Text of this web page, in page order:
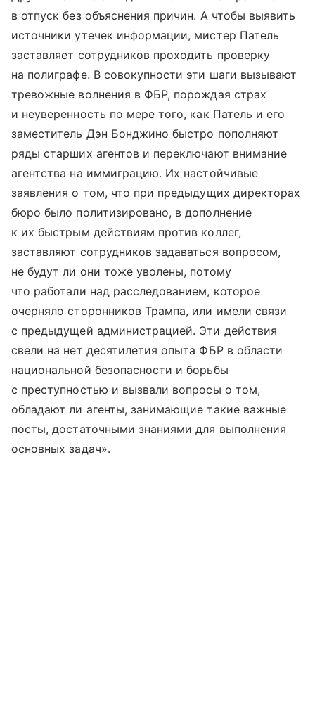
в отпуск без объяснения причин. А чтобы выявить
источники утечек информации, мистер Патель
заставляет сотрудников проходить проверку
на полиграфе. В совокупности эти шаги вызывают
тревожные волнения в ФБР, порождая страх
и неуверенность по мере того, как Патель и его
заместитель Дэн Бонджино быстро пополняют
ряды старших агентов и переключают внимание
агентства на иммиграцию. Их настойчивые
заявления о том, что при предыдущих директорах
бюро было политизировано, в дополнение
к их быстрым действиям против коллег,
заставляют сотрудников задаваться вопросом,
не будут ли они тоже уволены, потому
что работали над расследованием, которое
очерняло сторонников Трампа, или имели связи
с предыдущей администрацией. Эти действия
свели на нет десятилетия опыта ФБР в области
национальной безопасности и борьбы
с преступностью и вызвали вопросы о том,
обладают ли агенты, занимающие такие важные
посты, достаточными знаниями для выполнения
основных задач».